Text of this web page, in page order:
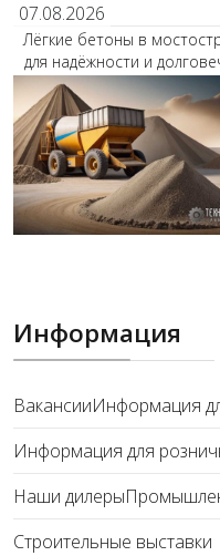
07.08.2026
Лёгкие бетоны в
для надёжности и
Информация
ВакансииИнформация
Информация для
Наши дилеры
Строительные выставки